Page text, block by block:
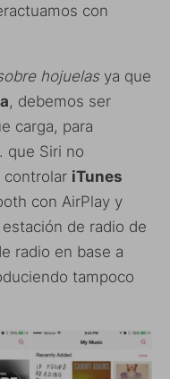
con
hojuelasya que
, debemos ser
carga, para
que Siri no
controlar iTunes
con AirPlay y
de radio de
radio en base a
tampoco